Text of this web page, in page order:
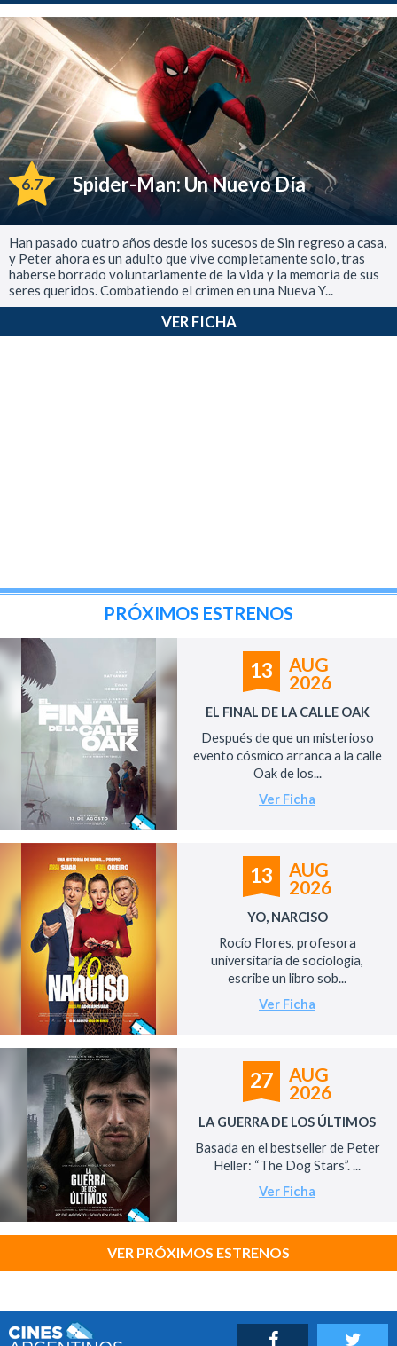
6.7 Spider-Man: Un Nuevo Día
Han pasado cuatro años desde los sucesos de Sin regreso a casa,
y Peter ahora es un adulto que vive completamente solo, tras
haberse borrado voluntariamente de la vida y la memoria de sus
seres queridos. Combatiendo el crimen en una Nueva Y...
VER FICHA
PRÓXIMOS ESTRENOS
13
AUG
2026
EL FINAL DE LA CALLE OAK
Después de que un misterioso
evento cósmico arranca a la calle
Oak de los...
Ver Ficha
13
AUG
2026
YO, NARCISO
Rocío Flores, profesora
universitaria de sociología,
escribe un libro sob...
Ver Ficha
27
AUG
2026
LA GUERRA DE LOS ÚLTIMOS
Basada en el bestseller de Peter
Heller: “The Dog Stars”. ...
Ver Ficha
VER PRÓXIMOS ESTRENOS